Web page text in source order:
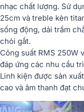
nhạc chất lượng. Sử
25cm và treble kèn
sống động, dải trầm
chói gắt.
Công suất RMS 250W
đáp ứng các nhu cầu
Linh kiện được sản
cao và âm thanh đạt